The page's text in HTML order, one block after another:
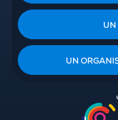
UN
UN